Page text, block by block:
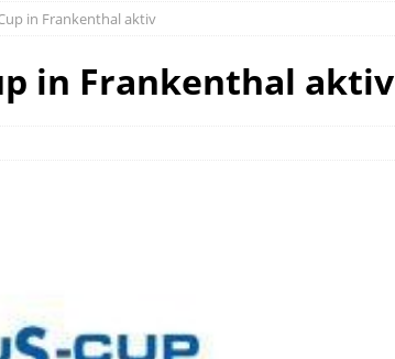
in Frankenthal aktiv
in Frankenthal aktiv